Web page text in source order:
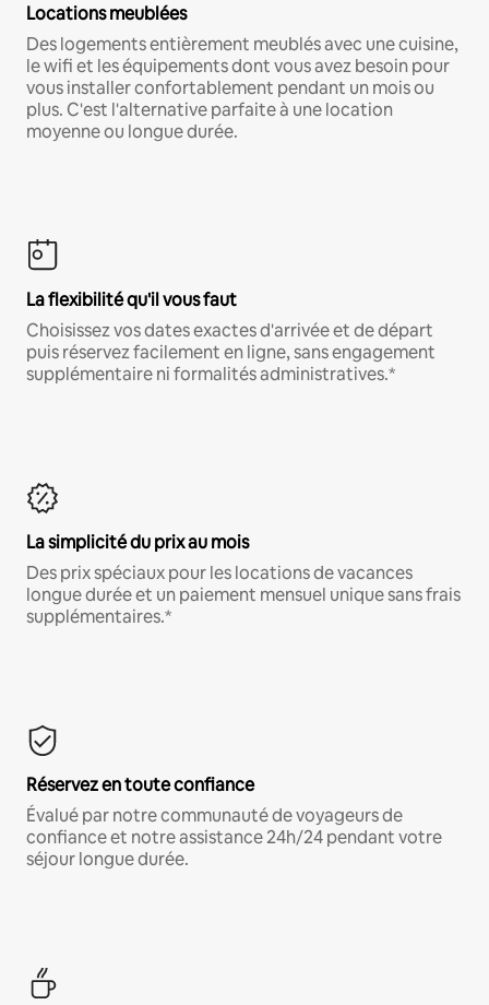
Locations meublées
Des logements entièrement meublés avec une cuisine,
le wifi et les équipements dont vous avez besoin pour
vous installer confortablement pendant un mois ou
plus. C'est l'alternative parfaite à une location
moyenne ou longue durée.
La flexibilité qu'il vous faut
Choisissez vos dates exactes d'arrivée et de départ
puis réservez facilement en ligne, sans engagement
supplémentaire ni formalités administratives.*
La simplicité du prix au mois
Des prix spéciaux pour les locations de vacances
longue durée et un paiement mensuel unique sans frais
supplémentaires.*
Réservez en toute confiance
Évalué par notre communauté de voyageurs de
confiance et notre assistance 24h/24 pendant votre
séjour longue durée.